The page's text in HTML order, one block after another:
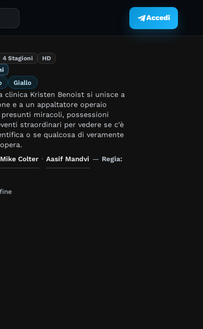
Accedi
4 Stagioni
HD
Giallo
clinica Kristen Benoist si unisce a
e a un appaltatore operaio
miracoli, possessioni
straordinari per vedere se c'è
o se qualcosa di veramente
Mike Colter · Aasif Mandvi — Regia: